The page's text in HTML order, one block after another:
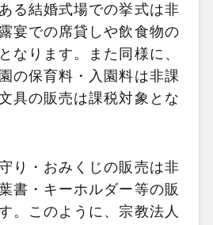
る結婚式場での挙式は非
宴での席貸しや飲食物の
なります。また同様に、
の保育料・入園料は非課
具の販売は課税対象とな
り・おみくじの販売は非
書・キーホルダー等の販
。このように、宗教法人